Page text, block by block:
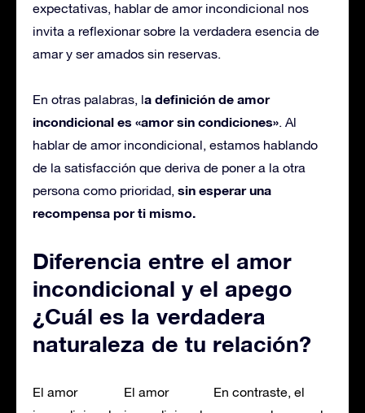
expectativas, hablar de amor incondicional nos
invita a reflexionar sobre la verdadera esencia de
amar y ser amados sin reservas.
En otras palabras, la definición de amor
incondicional es «amor sin condiciones». Al
hablar de amor incondicional, estamos hablando
de la satisfacción que deriva de poner a la otra
persona como prioridad, sin esperar una
recompensa por ti mismo.
Diferencia entre el amor
incondicional y el apego
¿Cuál es la verdadera
naturaleza de tu relación?
El amor
El amor
En contraste, el